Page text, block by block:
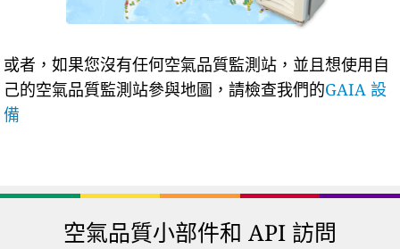
或者，如果您沒有任何空氣品質監測站，並且想使用自
己的空氣品質監測站參與地圖，請檢查我們的GAIA 設
備
空氣品質小部件和 API 訪問